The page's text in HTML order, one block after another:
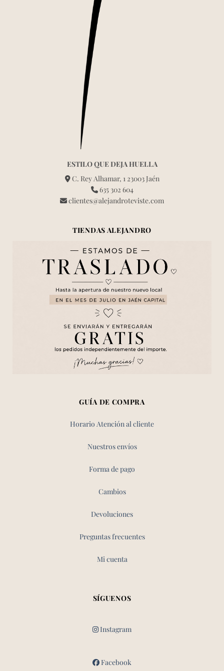
ESTILO QUE DEJA HUELLA
C. Rey Alhamar, 1 23003 Jaén
635 302 604
clientes@alejandroteviste.com
TIENDAS ALEJANDRO
GUÍA DE COMPRA
Horario Atención al cliente
Nuestros envíos
Forma de pago
Cambios
Devoluciones
Preguntas frecuentes
Mi cuenta
SÍGUENOS
Instagram
Facebook